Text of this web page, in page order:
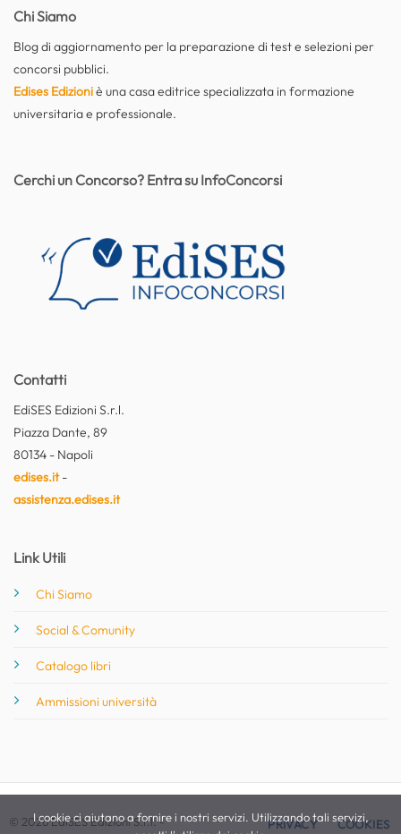
Chi Siamo
Blog di aggiornamento per la preparazione di test e selezioni per
concorsi pubblici.
Edises Edizioniè una casa editrice specializzata in formazione
universitaria e professionale.
Contatti
EdiSES Edizioni S.r.l.
Piazza Dante, 89
80134 - Napoli
edises.it-
assistenza.edises.it
Link Utili
Chi Siamo
Social & Comunity
Catalogo libri
Ammissioni università
Cerchi un Concorso? Entra su InfoConcorsi
© 2026 EdiSES Edizioni S.r.l. - PRIVACY COOKIES
I cookie ci aiutano a fornire i nostri servizi. Utilizzando tali servizi,